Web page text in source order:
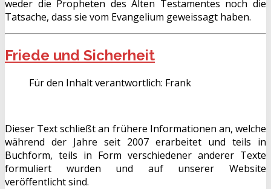
weder die Propheten des Alten Testamentes noch die
Tatsache, dass sie vom Evangelium geweissagt haben.
Friede und Sicherheit
Für den Inhalt verantwortlich: Frank
Dieser Text schließt an frühere Informationen an, welche
während der Jahre seit 2007 erarbeitet und teils in
Buchform, teils in Form verschiedener anderer Texte
formuliert wurden und auf unserer Website
veröffentlicht sind.